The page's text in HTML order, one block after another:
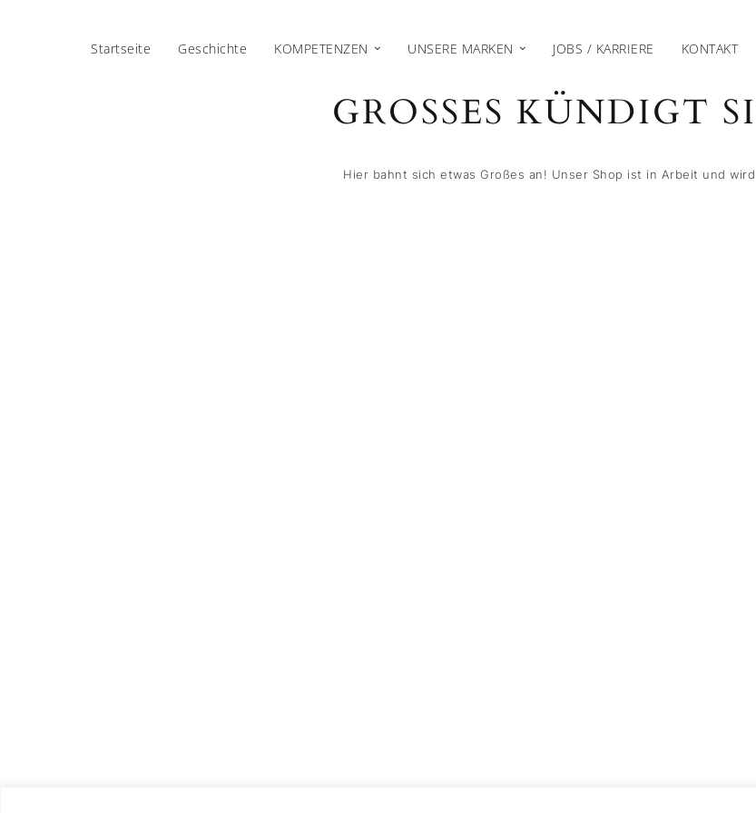
Startseite Geschichte KOMPETENZEN UNSERE MARKEN JOBS / KARRIERE KONTAKT
GROSSES KÜNDIGT
Hier bahnt sich etwas Großes an! Unser Shop ist in Arbeit und